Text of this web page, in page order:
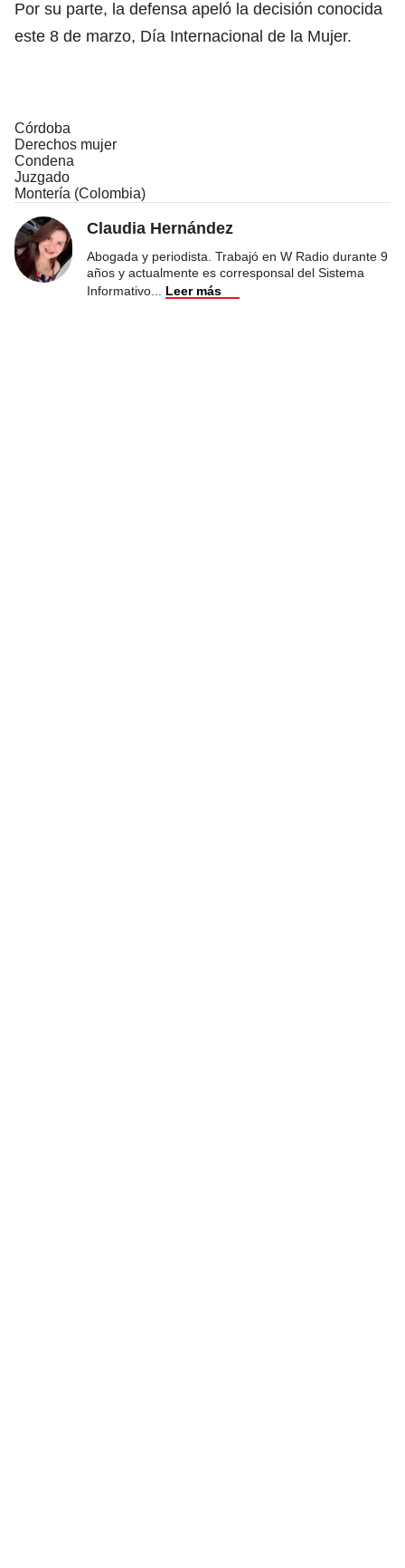
Por su parte, la defensa apeló la decisión conocida
este 8 de marzo, Día Internacional de la Mujer.
Córdoba
Derechos mujer
Condena
Juzgado
Montería (Colombia)
Claudia Hernández
Abogada y periodista. Trabajó en W Radio durante 9
años y actualmente es corresponsal del Sistema
Informativo
Leer más